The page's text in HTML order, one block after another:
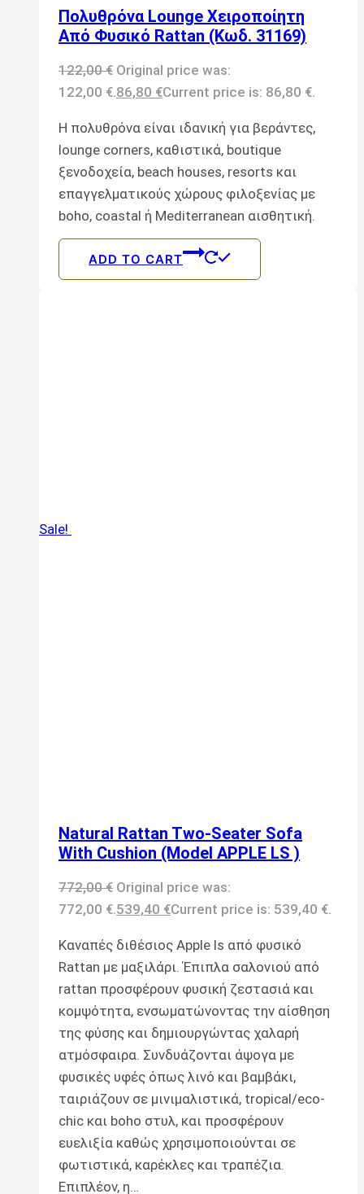
Πολυθρόνα Lounge Χειροποίητη
Από Φυσικό Rattan (Κωδ. 31169)
122,00€ Original price was:
122,00 €.86,80 €Current price is: 86,80 €.
Η πολυθρόνα είναι ιδανική για βεράντες,
lounge corners, καθιστικά, boutique
ξενοδοχεία, beach houses, resorts και
επαγγελματικούς χώρους φιλοξενίας με
boho, coastal ή Mediterranean αισθητική.
ADD TO CART
Sale!
Natural Rattan Two-Seater Sofa
With Cushion (Model APPLE LS )
772,00€ Original price was:
772,00 €.539,40 €Current price is: 539,40 €.
Καναπές διθέσιος Apple ls από φυσικό
Rattan με μαξιλάρι. Έπιπλα σαλονιού από
rattan προσφέρουν φυσική ζεστασιά και
κομψότητα, ενσωματώνοντας την αίσθηση
της φύσης και δημιουργώντας χαλαρή
ατμόσφαιρα. Συνδυάζονται άψογα με
φυσικές υφές όπως λινό και βαμβάκι,
ταιριάζουν σε μινιμαλιστικά, tropical/eco-
chic και boho στυλ, και προσφέρουν
ευελιξία καθώς χρησιμοποιούνται σε
φωτιστικά, καρέκλες και τραπέζια.
Επιπλέον, η…